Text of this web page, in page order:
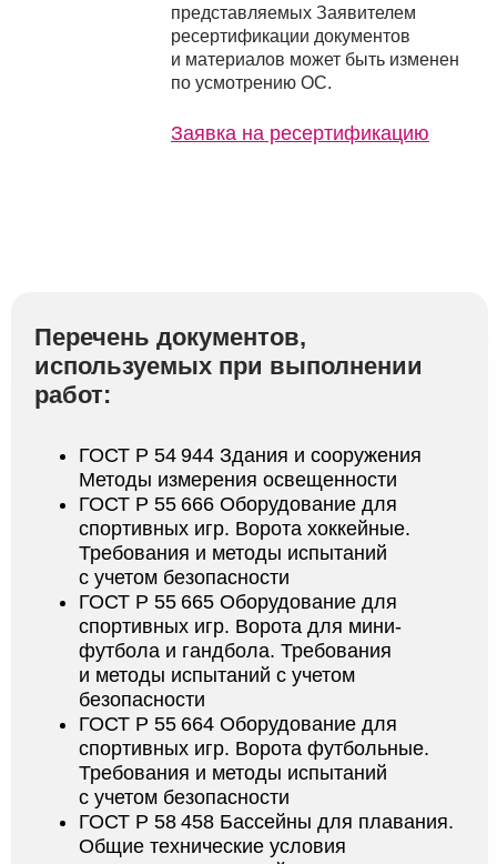
представляемых Заявителем
ресертификации документов
и материалов может быть изменен
по усмотрению ОС.
Заявка на ресертификацию
Перечень документов,
используемых при выполнении
работ:
ГОСТ Р 54 944 Здания и сооружения
Методы измерения освещенности
ГОСТ Р 55 666 Оборудование для
спортивных игр. Ворота хоккейные.
Требования и методы испытаний
с учетом безопасности
ГОСТ Р 55 665 Оборудование для
спортивных игр. Ворота для мини-
футбола и гандбола. Требования
и методы испытаний с учетом
безопасности
ГОСТ Р 55 664 Оборудование для
спортивных игр. Ворота футбольные.
Требования и методы испытаний
с учетом безопасности
ГОСТ Р 58 458 Бассейны для плавания.
Общие технические условия